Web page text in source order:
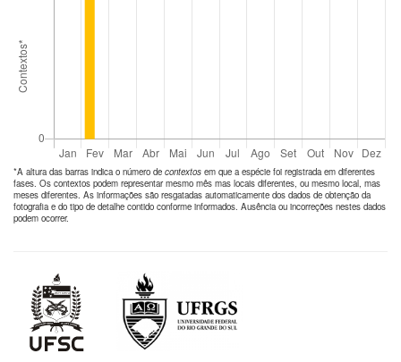
*A altura das barras indica o número de contextos em que a espécie foi registrada em diferentes
fases. Os contextos podem representar mesmo mês mas locais diferentes, ou mesmo local, mas
meses diferentes. As informações são resgatadas automaticamente dos dados de obtenção da
fotografia e do tipo de detalhe contido conforme informados. Ausência ou incorreções nestes dados
podem ocorrer.